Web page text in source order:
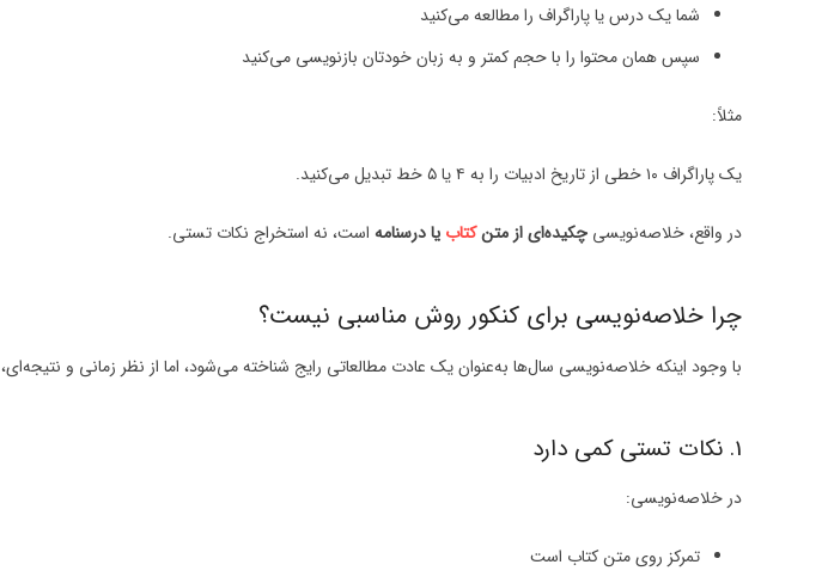
شما یک درس یا پاراگراف را مطالعه می‌کنید
سپس همان محتوا را با حجم کمتر و به زبان خودتان بازنویسی می‌کنید
مثلاً:
یک پاراگراف ۱۰ خطی از تاریخ ادبیات را به ۴ یا ۵ خط تبدیل می‌کنید.
در واقع، خلاصه‌نویسی چکیده‌ای از متنکتاب یا درسنامه است، نه استخراج نکات تستی.
چرا خلاصه‌نویسی برای کنکور روش مناسبی نیست؟
با وجود اینکه خلاصه‌نویسی سال‌ها به‌عنوان یک عادت مطالعاتی رایج شناخته می‌شود، اما از نظر زمانی و نتیجه‌ای،
1. نکات تستی کمی دارد
در خلاصه‌نویسی:
تمرکز روی متن کتاب است